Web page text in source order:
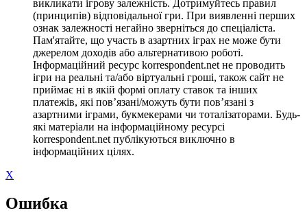
викликати ігрову залежність. Дотримуйтесь правил
(принципів) відповідальної гри. При виявленні перших
ознак залежності негайно зверніться до спеціаліста.
Пам'ятайте, що участь в азартних іграх не може бути
джерелом доходів або альтернативою роботі.
Інформаційний ресурс korrespondent.net не проводить
ігри на реальні та/або віртуальні гроші, також сайт не
приймає ні в якій формі оплату ставок та інших
платежів, які пов’язані/можуть бути пов’язані з
азартними іграми, букмекерами чи тоталізаторами. Будь-
які матеріали на інформаційному ресурсі
korrespondent.net публікуються виключно в
інформаційних цілях.
X
Ошибка